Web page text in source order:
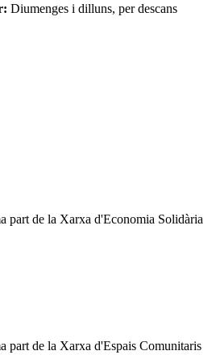
Diumenges i dilluns, per descans
part de la Xarxa d'Economia Solidària
part de la Xarxa d'Espais Comunitaris